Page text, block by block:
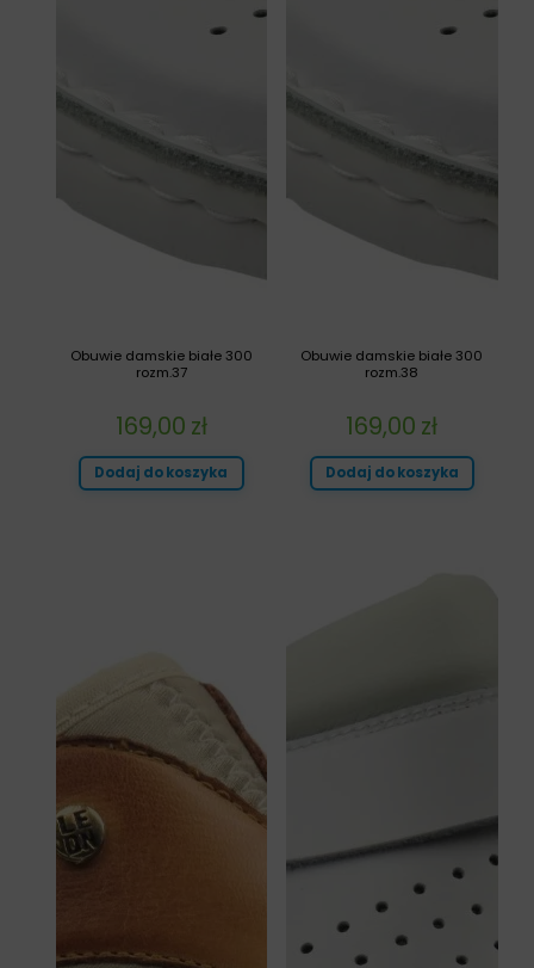
Obuwie damskie białe 300
rozm.38
169,00 zł
Dodaj do koszyka
Obuwie damskie białe 300
rozm.37
169,00 zł
Dodaj do koszyka